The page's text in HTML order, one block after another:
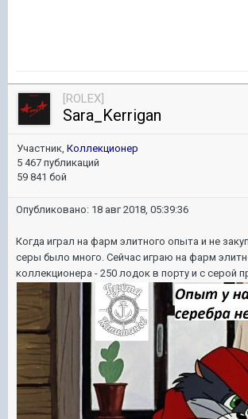
[ROLEX]
Sara_Kerrigan
Участник, Коллекционер
5 467 публикаций
59 841 бой
Опубликовано: 18 авг 2018, 05:39:36
Когда играл на фарм элитного опыта и не
серы было много. Сейчас играю на фарм
коллекционера - 250 лодок в порту и с серой